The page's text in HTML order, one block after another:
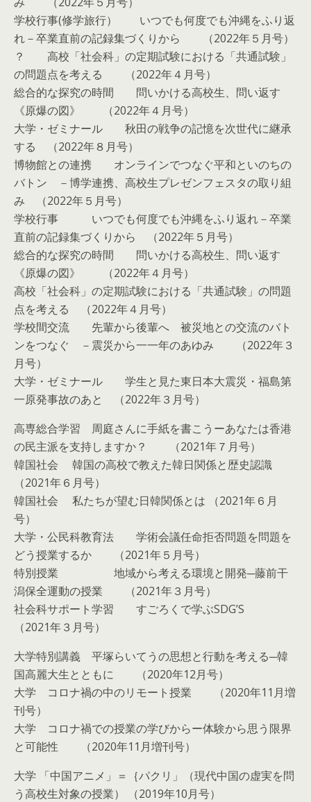
学校行事(修学旅行） いつでも何度でも沖縄をふり返
れ－卒業直前の記録集づくりから （2022年５月号）
？ 高校「社会科」の定期試験における「共通試験」
の問題点を考える （2022年４月号）
総合的な探究の時間 問いかける高校生、問い返す
《原爆の図》 （2022年４月号）
大学・ゼミナール 秋田の戦争の記憶を次世代に継承
する （2022年８月号）
博物館との連携 オンラインでつなぐ平和といのちの
バトン －博学連携、高校生プレゼンフェスタの取り組
み （2022年５月号）
学校行事 いつでも何度でも沖縄をふり返れ－卒業
直前の記録集づくりから （2022年５月号）
総合的な探究の時間 問いかける高校生、問い返す
《原爆の図》 （2022年４月号）
高校「社会科」の定期試験における「共通試験」の問題
点を考える （2022年４月号）
学校間交流 先輩から後輩へ 被災地との交流のバト
ンをつなぐ －震災から一一年のあゆみ （2022年３
月号）
大学・ゼミナール 学生と見た東日本大震災・福島第
一原発事故のあと （2022年３月号）
高専総合学習 周庭さんに手紙を書こうーあなたは香港
の民主派を支持しますか？ （2021年７月号）
韓国社会 韓国の高校で教えた韓日関係と歴史認識
（2021年６月号）
韓国社会 私たちが望む日韓関係とは （2021年６月
号）
大学・公民科教育法 学術会議任命拒否問題を問題を
どう授業するか （2021年５月号）
特別授業 地域から考える環境と開発─藤前干
潟保全運動の授業 （2021年３月号）
社会科サポート学習 すごろくで学ぶSDG’S
（2021年３月号）
大学特別講義 平塚らいてうの思想と行動を考える─韓
国高麗大生とともに （2020年12月号）
大学 コロナ禍の中のリモート授業 （2020年11月増
刊号）
大学 コロナ禍での授業の学びからー体験から思う限界
と可能性 （2020年11月増刊号）
大学 「中国アニメ」＝｛パクリ」（現代中国の虚実を問
う高校生対象の授業） （2019年10月号）